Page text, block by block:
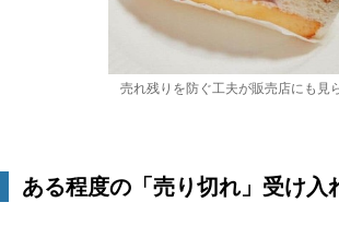
売れ残りを防ぐ工夫が販売店にも見
ある程度の「売り切れ」受け入